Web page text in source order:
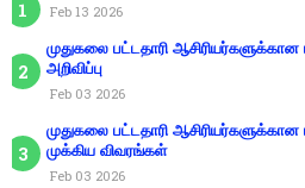
Feb 13 2026
முதுகலை பட்டதாரி
அறிவிப்பு
Feb 03 2026
முதுகலை பட்டதாரி
முக்கிய விவரங்கள்
Feb 03 2026